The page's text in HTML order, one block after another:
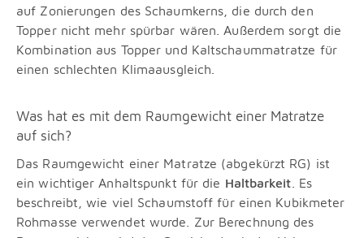
auf Zonierungen des Schaumkerns, die durch den
Topper nicht mehr spürbar wären. Außerdem sorgt die
Kombination aus Topper und Kaltschaummatratze für
einen schlechten Klimaausgleich.
Was hat es mit dem Raumgewicht einer Matratze
auf sich?
Das Raumgewicht einer Matratze (abgekürzt RG) ist
ein wichtiger Anhaltspunkt für die Haltbarkeit . Es
beschreibt, wie viel Schaumstoff für einen Kubikmeter
Rohmasse verwendet wurde. Zur Berechnung des